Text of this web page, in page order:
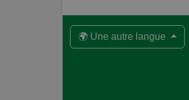
🌍 Une autre langue